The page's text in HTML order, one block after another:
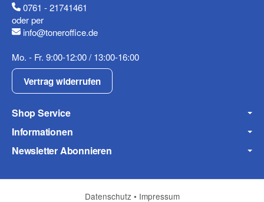
Mobiltelefon
Fax
Frage zum Artikel
0761 - 21741461
oder per
info@toneroffice.de
Mo. - Fr. 9:00-12:00 / 13:00-16:00
Vertrag widerrufen
Shop Service
Informationen
Newsletter Abonnieren
Datenschutz • Impressum